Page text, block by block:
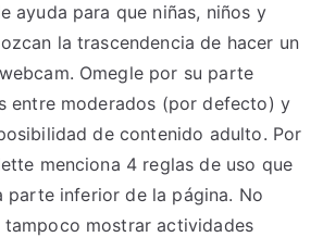
ayuda para que niñas, niños y
la trascendencia de hacer un
Omegle por su parte
entre moderados (por defecto) y
de contenido adulto. Por
menciona 4 reglas de uso que
parte inferior de la página. No
tampoco mostrar actividades